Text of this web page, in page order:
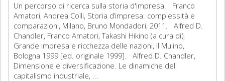
Un percorso di ricerca sulla storia d'impresa. Franco
Amatori, Andrea Colli, Storia d’impresa: complessità e
comparazioni, Milano, Bruno Mondadori, 2011. Alfred D.
Chandler, Franco Amatori, Takashi Hikino (a cura di),
Grande impresa e ricchezza delle nazioni, Il Mulino,
Bologna 1999 [ed. originale 1999]. Alfred D. Chandler,
Dimensione e diversificazione. Le dinamiche del
capitalismo industriale, ...